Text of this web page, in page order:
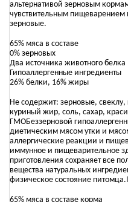
альтернативой зерновым
чувствительным пищеварением
зерновые.
65% мяса в составе
0% зерновых
Два источника животного белка
Гипоаллергенные ингредиенты
26% белки, 16% жиры
Не содержит: зерновые, свеклу,
куриный жир, соль, сахар,
ГМОБеззерновой
диетическим мясом утки и
аллергические реакции и
иммунное и пищеварительное
приготовления сохраняет все
вещества натуральных
физическое состояние
65% мяса в составе корма